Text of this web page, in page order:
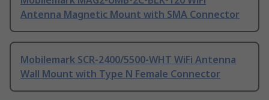
Antenna Magnetic Mount with SMA Connector
Mobilemark SCR-2400/5500-WHT WiFi Antenna
Wall Mount with Type N Female Connector